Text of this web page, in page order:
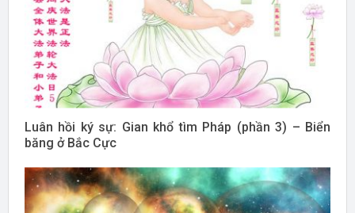
Luân hồi ký sự: Gian khổ tìm Pháp (phần 3) – Biển
băng ở Bắc Cực